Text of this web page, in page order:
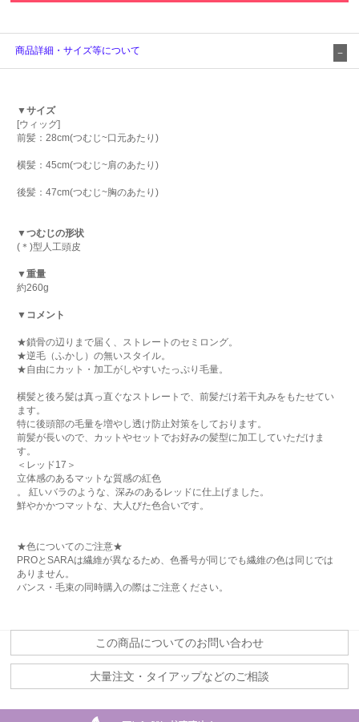
商品詳細・サイズ等について
▼サイズ
[ウィッグ]
前髪：28cm(つむじ~口元あたり)
横髪：45cm(つむじ~肩のあたり)
後髪：47cm(つむじ~胸のあたり)
▼つむじの形状
(＊)型人工頭皮
▼重量
約260g
▼コメント
★鎖骨の辺りまで届く、ストレートのセミロング。
★逆毛（ふかし）の無いスタイル。
★自由にカット・加工がしやすいたっぷり毛量。
横髪と後ろ髪は真っ直ぐなストレートで、前髪だけ若干丸みをもたせてい
ます。
特に後頭部の毛量を増やし透け防止対策をしております。
前髪が長いので、カットやセットでお好みの髪型に加工していただけま
す。
＜レッド17＞
立体感のあるマットな質感の紅色
。 紅いバラのような、深みのあるレッドに仕上げました。
鮮やかかつマットな、大人びた色合いです。
★色についてのご注意★
PROとSARAは繊維が異なるため、色番号が同じでも繊維の色は同じでは
ありません。
バンス・毛束の同時購入の際はご注意ください。
この商品についてのお問い合わせ
大量注文・タイアップなどのご相談